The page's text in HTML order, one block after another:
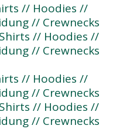
// Hoodies //
// Crewnecks
// Hoodies //
// Crewnecks
// Hoodies //
// Crewnecks
// Hoodies //
// Crewnecks